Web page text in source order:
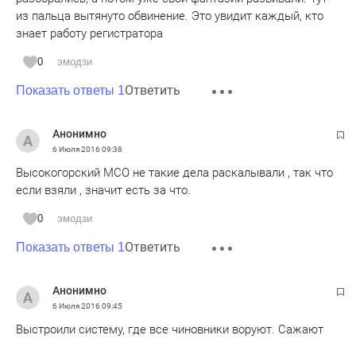
из пальца вытянуто обвинение. Это увидит каждый, кто
знает работу регистратора
0 эмодзи
Показать ответы 1Ответить
Анонимно
6 Июля 2016 09:38
Высокогорский МСО не такие дела раскалывали , так что
если взяли , значит есть за что.
0 эмодзи
Показать ответы 1Ответить
Анонимно
6 Июля 2016 09:45
Выстроили систему, где все чиновники воруют. Сажают